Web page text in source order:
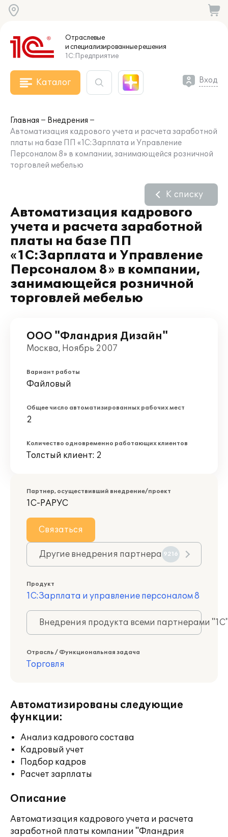
Отраслевые
и специализированныерешения
1С:Предприятие
Каталог Вход
Главная
Внедрения
Автоматизация кадрового учета и расчета заработной
платы на базе ПП «1С:Зарплата и Управление
Персоналом 8» в компании, занимающейся розничной
торговлей мебелью
Автоматизация кадрового
учета и расчета заработной
платы на базе ПП
«1С:Зарплата и Управление
Персоналом 8» в компании,
занимающейся розничной
торговлей мебелью
К списку
ООО "Фландрия Дизайн"
Москва, Ноябрь 2007
Вариант работы
Файловый
Общее число автоматизированных рабочих мест
2
Количество одновременно работающих клиентов
Толстый клиент: 2
Партнер, осуществивший внедрение/проект
1С-РАРУС
Связаться
Другие внедрения партнера 9216
Продукт
1С:Зарплата и управление персоналом 8
Внедрения продукта всеми партнерами
Отрасль / Функциональная задача
Торговля
Автоматизированы следующие
функции:
Анализ кадрового состава
Кадровый учет
Подбор кадров
Расчет зарплаты
Описание
Автоматизация кадрового учета и расчета
заработной платы компании "Фландрия